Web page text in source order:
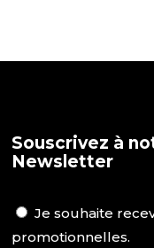
Souscrivez à
Newsletter
Je souhaite
promotionnelles.